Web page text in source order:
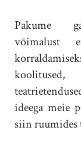
Pakume
võimalust
ideega meie
siin ruumides